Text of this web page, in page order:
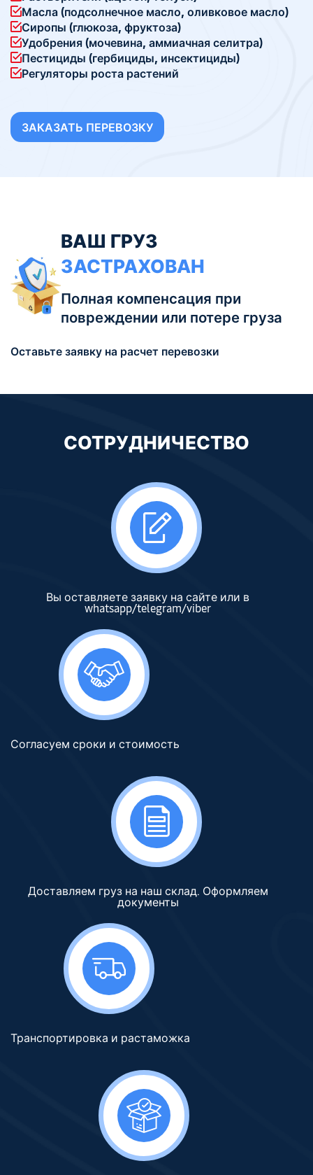
Масла (подсолнечное масло, оливковое масло)
Сиропы (глюкоза, фруктоза)
Удобрения (мочевина, аммиачная селитра)
Пестициды (гербициды, инсектициды)
Регуляторы роста растений
ЗАКАЗАТЬ ПЕРЕВОЗКУ
ВАШ ГРУЗ
ЗАСТРАХОВАН
Полная компенсация при
повреждении или потере груза
Оставьте заявку на расчет перевозки
СОТРУДНИЧЕСТВО
Вы оставляете заявку на сайте или в
whatsapp/telegram/viber
Согласуем сроки и стоимость
Доставляем груз на наш склад. Оформляем
документы
Транспортировка и растаможка